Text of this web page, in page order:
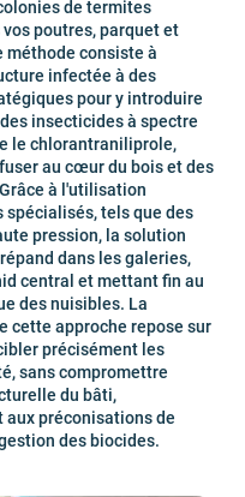
de termites
poutres, parquet et
méthode consiste à
infectée à des
pour y introduire
insecticides à spectre
le chlorantraniliprole,
au cœur du bois et des
à l'utilisation
spécialisés, tels que des
pression, la solution
dans les galeries,
central et mettant fin au
des nuisibles. La
cette approche repose sur
précisément les
sans compromettre
du bâti,
aux préconisations de
gestion des biocides.